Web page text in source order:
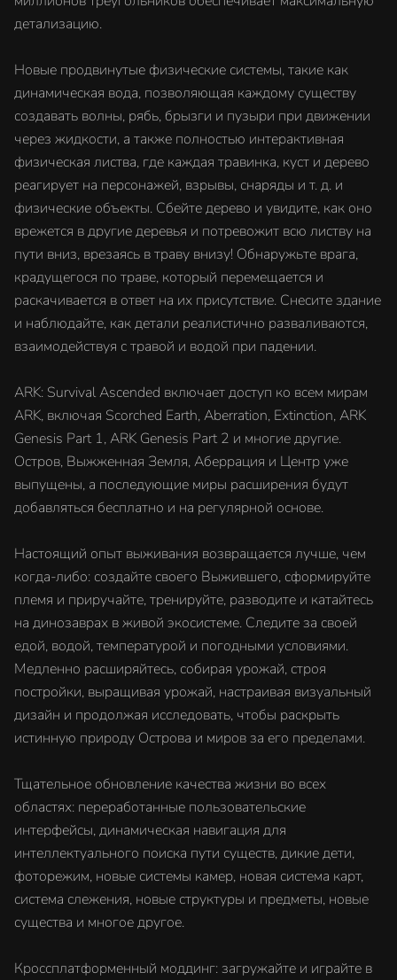
детализацию.
Новые продвинутые физические системы, такие как
динамическая вода, позволяющая каждому существу
создавать волны, рябь, брызги и пузыри при движении
через жидкости, а также полностью интерактивная
физическая листва, где каждая травинка, куст и дерево
реагирует на персонажей, взрывы, снаряды и т. д. и
физические объекты. Сбейте дерево и увидите, как оно
врежется в другие деревья и потревожит всю листву на
пути вниз, врезаясь в траву внизу! Обнаружьте врага,
крадущегося по траве, который перемещается и
раскачивается в ответ на их присутствие. Снесите здание
и наблюдайте, как детали реалистично разваливаются,
взаимодействуя с травой и водой при падении.
ARK: Survival Ascended включает доступ ко всем мирам
ARK, включая Scorched Earth, Aberration, Extinction, ARK
Genesis Part 1, ARK Genesis Part 2 и многие другие.
Остров, Выжженная Земля, Аберрация и Центр уже
выпущены, а последующие миры расширения будут
добавляться бесплатно и на регулярной основе.
Настоящий опыт выживания возвращается лучше, чем
когда-либо: создайте своего Выжившего, сформируйте
племя и приручайте, тренируйте, разводите и катайтесь
на динозаврах в живой экосистеме. Следите за своей
едой, водой, температурой и погодными условиями.
Медленно расширяйтесь, собирая урожай, строя
постройки, выращивая урожай, настраивая визуальный
дизайн и продолжая исследовать, чтобы раскрыть
истинную природу Острова и миров за его пределами.
Тщательное обновление качества жизни во всех
областях: переработанные пользовательские
интерфейсы, динамическая навигация для
интеллектуального поиска пути существ, дикие дети,
фоторежим, новые системы камер, новая система карт,
система слежения, новые структуры и предметы, новые
существа и многое другое.
Кроссплатформенный моддинг: загружайте и играйте в